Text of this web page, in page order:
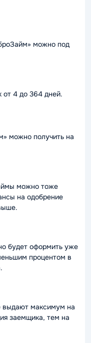
можно под
от 4 до 364 дней.
можно получить на
можно тоже
на одобрение
будет оформить уже
процентом в
выдают максимум на
заемщика, тем на